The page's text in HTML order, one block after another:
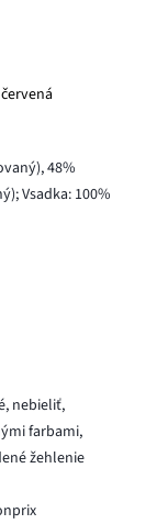
48%
Vsadka: 100%
nebieliť,
farbami,
žehlenie